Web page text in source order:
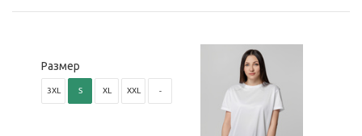
Размер
3XL S XL XXL -